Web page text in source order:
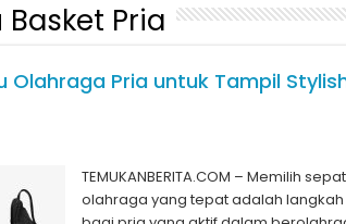
Pria
Olahraga Pria untuk Tampil
TEMUKANBERITA.COM – Memilih
olahraga yang tepat adalah